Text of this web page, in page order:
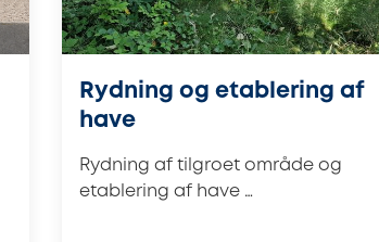
Rydning og etablering af
have
Rydning af tilgroet område og
etablering af have …